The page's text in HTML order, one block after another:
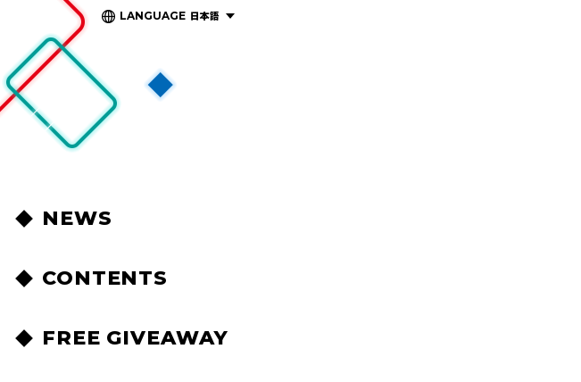
LANGUAGE 日本語
NEWS
CONTENTS
FREE GIVEAWAY